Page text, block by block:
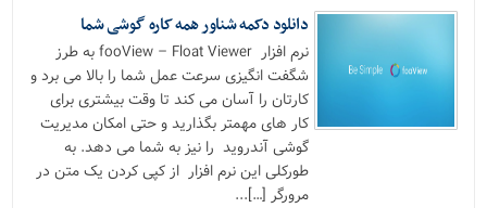
دانلود دکمه شناور همه کاره گوشی شما
نرم افزار fooView – Float Viewer به طرز
شگفت انگیزی سرعت عمل شما را بالا می برد و
کارتان را آسان می کند تا وقت بیشتری برای
کار های مهمتر بگذارید و حتی امکان مدیریت
گوشی آندروید را نیز به شما می دهد. به
طورکلی این نرم افزار از کپی کردن یک متن در
مرورگر […]...